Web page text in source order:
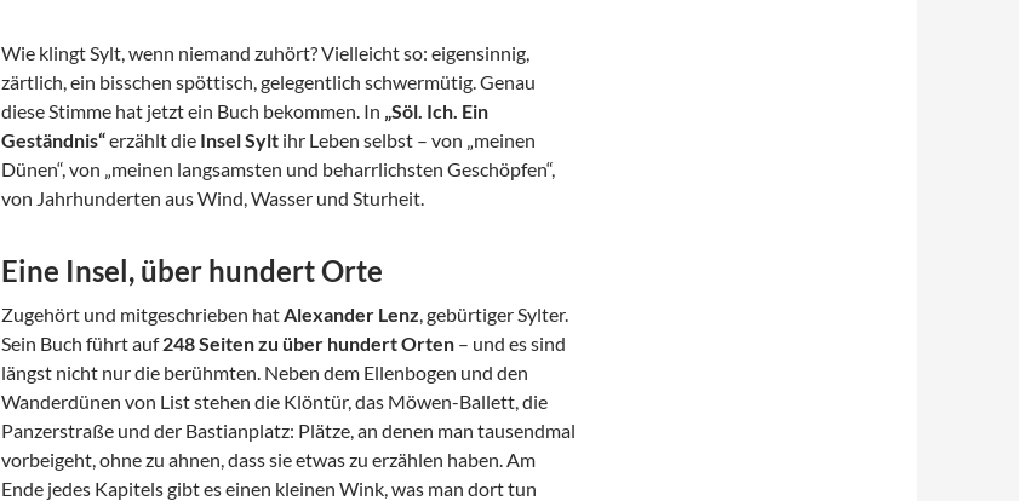
Wie klingt Sylt, wenn niemand zuhört? Vielleicht so: eigensinnig,
zärtlich, ein bisschen spöttisch, gelegentlich schwermütig. Genau
diese Stimme hat jetzt ein Buch bekommen. In „Söl. Ich. Ein
Geständnis“erzählt die Insel Sylt ihr Leben selbst – von „meinen
Dünen“, von „meinen langsamsten und beharrlichsten Geschöpfen“,
von Jahrhunderten aus Wind, Wasser und Sturheit.
Eine Insel, über hundert Orte
Zugehört und mitgeschrieben hatAlexander Lenz, gebürtiger Sylter.
Sein Buch führt auf248 Seiten zu über hundert Orten – und es sind
längst nicht nur die berühmten. Neben dem Ellenbogen und den
Wanderdünen von List stehen die Klöntür, das Möwen-Ballett, die
Panzerstraße und der Bastianplatz: Plätze, an denen man tausendmal
vorbeigeht, ohne zu ahnen, dass sie etwas zu erzählen haben. Am
Ende jedes Kapitels gibt es einen kleinen Wink, was man dort tun